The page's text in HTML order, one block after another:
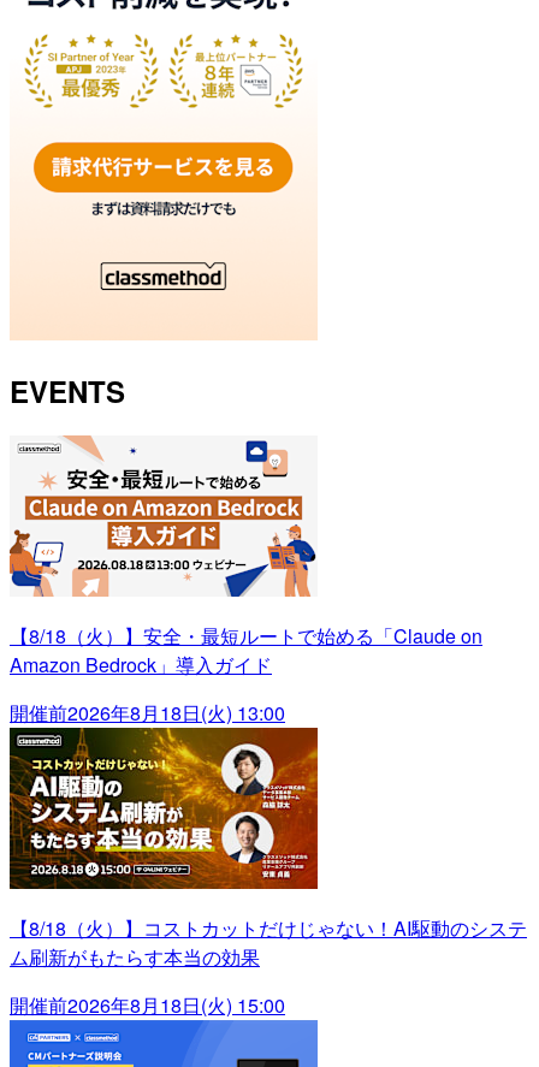
EVENTS
【8/18（火）】安全・最短ルートで始める「Claude on
Amazon Bedrock」導入ガイド
開催前2026年8月18日(火) 13:00
【8/18（火）】コストカットだけじゃない！AI駆動のシステ
ム刷新がもたらす本当の効果
開催前2026年8月18日(火) 15:00